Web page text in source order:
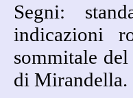
Segni:
indicazioni
sommitale
di Mirandella.